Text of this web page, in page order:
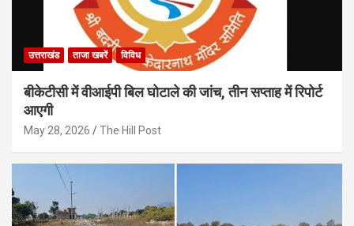
उत्तराखंड ताजा खबरें विविध
बीकेटीसी में वीआईपी बिल घोटाले की जांच, तीन सप्ताह में रिपोर्ट
आएगी
May 28, 2026 The Hill Post